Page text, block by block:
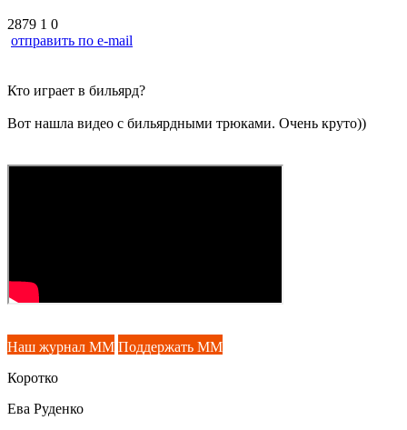
2879 1 0
отправить по e-mail
Кто играет в бильярд?
Вот нашла видео с бильярдными трюками. Очень круто))
Наш журнал ММ Поддержать ММ
Коротко
Ева Руденко